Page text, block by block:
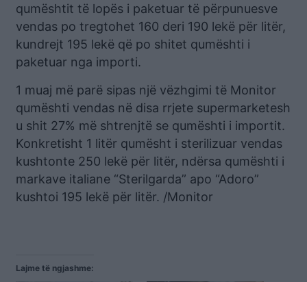
qumështit të lopës i paketuar të përpunuesve
vendas po tregtohet 160 deri 190 lekë për litër,
kundrejt 195 lekë që po shitet qumështi i
paketuar nga importi.
1 muaj më parë sipas një vëzhgimi të Monitor
qumështi vendas në disa rrjete supermarketesh
u shit 27% më shtrenjtë se qumështi i importit.
Konkretisht 1 litër qumësht i sterilizuar vendas
kushtonte 250 lekë për litër, ndërsa qumështi i
markave italiane “Sterilgarda” apo “Adoro”
kushtoi 195 lekë për litër. /Monitor
Lajme të ngjashme: